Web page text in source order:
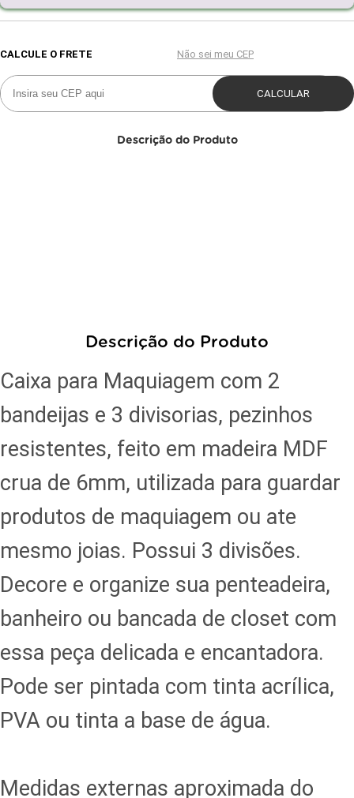
Descrição do Produto
Descrição do Produto
Caixa para Maquiagem com 2
bandeijas e 3 divisorias, pezinhos
resistentes, feito em madeira MDF
crua de 6mm, utilizada para guardar
produtos de maquiagem ou ate
mesmo joias. Possui 3 divisões.
Decore e organize sua penteadeira,
banheiro ou bancada de closet com
essa peça delicada e encantadora.
Pode ser pintada com tinta acrílica,
PVA ou tinta a base de água.
Medidas externas aproximada do